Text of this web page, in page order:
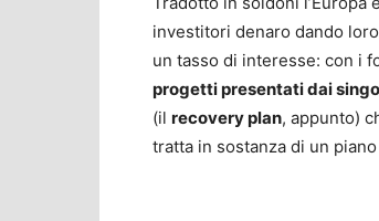
investitori denaro dando
un tasso di interesse: con i
progetti presentati dai
(il recovery plan, appunto)
tratta in sostanza di un